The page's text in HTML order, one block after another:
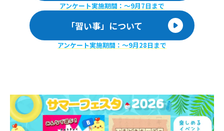
アンケート実施期間：〜9月7日まで
「習い事」について
アンケート実施期間：〜9月28日まで